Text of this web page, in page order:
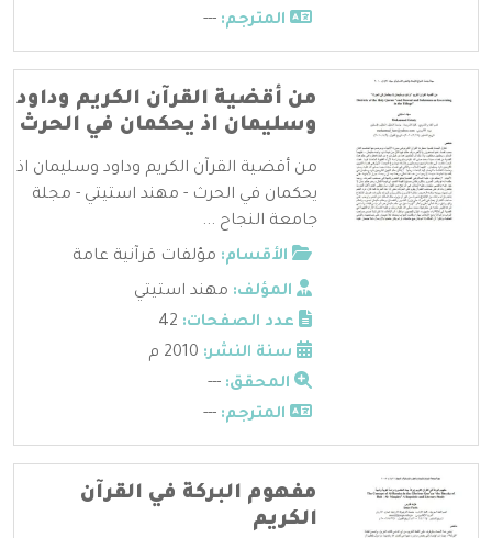
المترجم: ---
من أقضية القرآن الكريم وداود
وسليمان اذ يحكمان في الحرث
من أقضية القرآن الكريم وداود وسليمان اذ
يحكمان في الحرث - مهند استيتي - مجلة
جامعة النجاح ...
الأقسام: مؤلفات قرآنية عامة
المؤلف: مهند استيتي
عدد الصفحات:
سنة النشر:
المحقق: ---
المترجم: ---
مفهوم البركة في القرآن
الكريم